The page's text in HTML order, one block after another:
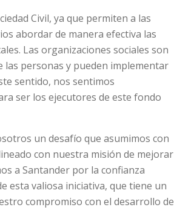
Civil, ya que permiten a las
abordar de manera efectiva las
Las organizaciones sociales son
las personas y pueden implementar
sentido, nos sentimos
ser los ejecutores de este fondo
un desafío que asumimos con
con nuestra misión de mejorar
a Santander por la confianza
esta valiosa iniciativa, que tiene un
compromiso con el desarrollo de